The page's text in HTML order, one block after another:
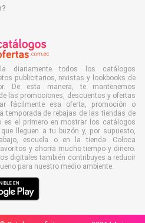
diariamente todos los catálogos
publicitarios, revistas y lookbooks de
De esta manera, te mantenemos
las promociones, descuentos y ofertas
fácilmente esa oferta, promoción o
temporada de rebajas de las tiendas de
el primero en mostrar los catálogos
lleguen a tu buzón y, por supuesto,
escuela o en la tienda. Coloca
y ahorra mucho tiempo y dinero.
digitales también contribuyes a reducir
para nuestro medio ambiente.